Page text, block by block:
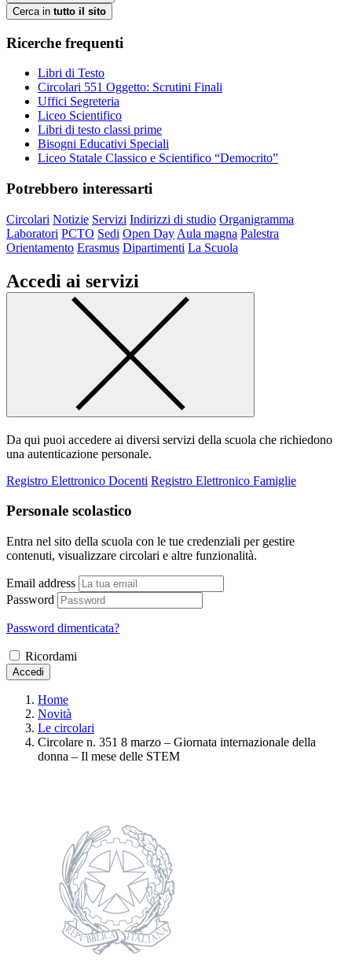
Cerca in tutto il sito
Ricerche frequenti
Libri di Testo
Circolari 551 Oggetto: Scrutini Finali
Uffici Segreteria
Liceo Scientifico
Libri di testo classi prime
Bisogni Educativi Speciali
Liceo Statale Classico e Scientifico “Democrito”
Potrebbero interessarti
Circolari Notizie Servizi Indirizzi di studio Organigramma
Laboratori PCTO Sedi Open Day Aula magna Palestra
Orientamento Erasmus Dipartimenti La Scuola
Accedi ai servizi
Da qui puoi accedere ai diversi servizi della scuola che richiedono
una autenticazione personale.
Registro Elettronico Docenti Registro Elettronico Famiglie
Personale scolastico
Entra nel sito della scuola con le tue credenziali per gestire
contenuti, visualizzare circolari e altre funzionalità.
Email address
Password
Password dimenticata?
Ricordami
Accedi
Home
Novità
Le circolari
Circolare n. 351 8 marzo – Giornata internazionale della
donna – Il mese delle STEM